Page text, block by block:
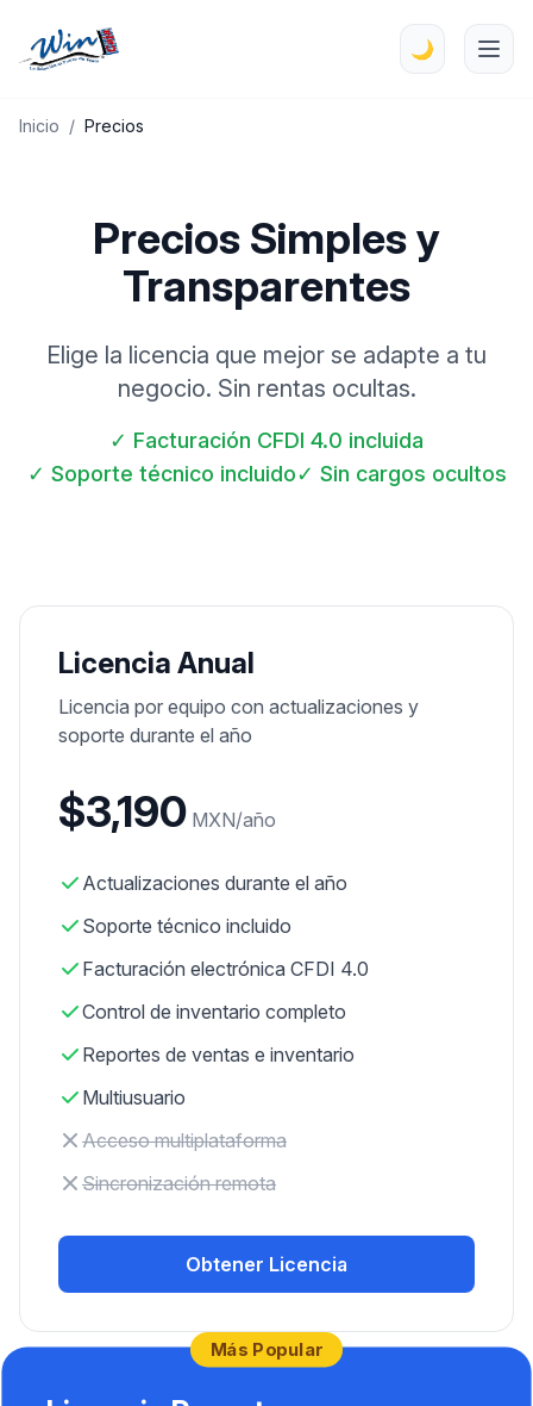
🌙
Probar demo
Inicio / Precios
Precios Simples y
Transparentes
Elige la licencia que mejor se adapte a tu
negocio. Sin rentas ocultas.
✓ Facturación CFDI 4.0 incluida
✓ Soporte técnico incluido✓ Sin cargos ocultos
Licencia Anual
Licencia por equipo con actualizaciones y
soporte durante el año
$3,190 MXN/año
Actualizaciones durante el año
Soporte técnico incluido
Facturación electrónica CFDI 4.0
Control de inventario completo
Reportes de ventas e inventario
Multiusuario
Acceso multiplataforma
Sincronización remota
Obtener Licencia
Más Popular